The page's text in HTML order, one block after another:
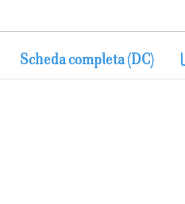
Scheda completa (DC)